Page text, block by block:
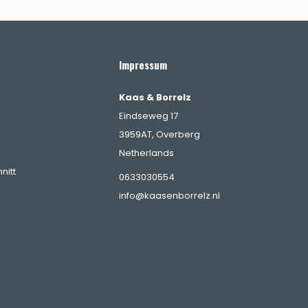
Impressum
Kaas & Borrelz
Eindseweg 17
3959AT, Overberg
Netherlands
0633030554
info@kaasenborrelz.nl